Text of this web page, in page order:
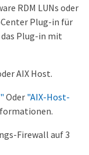
RDM LUNs oder
Plug-in für
Plug-in mit
AIX Host.
Oder "AIX-Host-
Firewall auf 3